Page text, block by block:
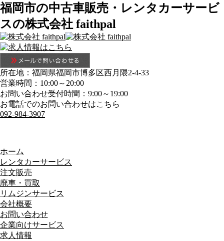
福岡市の中古車販売・レンタカーサービ
スの株式会社 faithpal
所在地：福岡県福岡市博多区西月隈2-4-33
営業時間：10:00～20:00
お問い合わせ受付時間：9:00～19:00
お電話でのお問い合わせはこちら
092-984-3907
ホーム
レンタカーサービス
注文販売
廃車・買取
リムジンサービス
会社概要
お問い合わせ
企業向けサービス
求人情報